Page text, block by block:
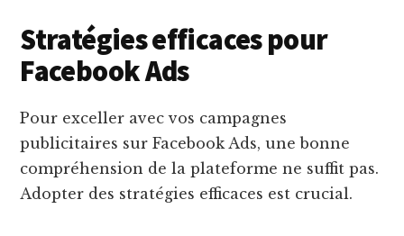
Stratégies efficaces pour
Facebook Ads
Pour exceller avec vos campagnes
publicitaires sur Facebook Ads, une bonne
compréhension de la plateforme ne suffit pas.
Adopter des stratégies efficaces est crucial.